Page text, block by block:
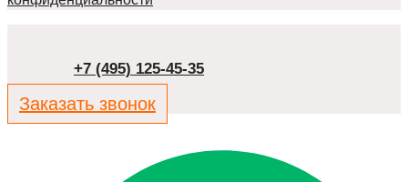
+7 (495) 125-45-35
Заказать звонок